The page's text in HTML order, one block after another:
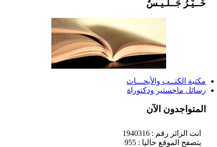
خَــيْـرُ جَــلـيـسٌ
مكتبة الكتــب والأبحـــاث
رسائل ماجستير ودكتوراة
المتواجدون الآن
انت الزائر رقم : 1940316
يتصفح الموقع حاليا : 955